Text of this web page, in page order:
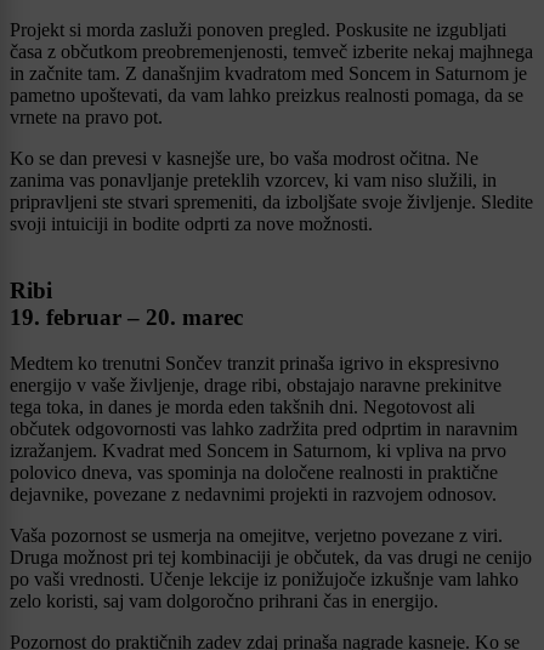
Projekt si morda zasluži ponoven pregled. Poskusite ne izgubljati
časa z občutkom preobremenjenosti, temveč izberite nekaj majhnega
in začnite tam. Z današnjim kvadratom med Soncem in Saturnom je
pametno upoštevati, da vam lahko preizkus realnosti pomaga, da se
vrnete na pravo pot.
Ko se dan prevesi v kasnejše ure, bo vaša modrost očitna. Ne
zanima vas ponavljanje preteklih vzorcev, ki vam niso služili, in
pripravljeni ste stvari spremeniti, da izboljšate svoje življenje. Sledite
svoji intuiciji in bodite odprti za nove možnosti.
Ribi
19. februar – 20. marec
Medtem ko trenutni Sončev tranzit prinaša igrivo in ekspresivno
energijo v vaše življenje, drage ribi, obstajajo naravne prekinitve
tega toka, in danes je morda eden takšnih dni. Negotovost ali
občutek odgovornosti vas lahko zadržita pred odprtim in naravnim
izražanjem. Kvadrat med Soncem in Saturnom, ki vpliva na prvo
polovico dneva, vas spominja na določene realnosti in praktične
dejavnike, povezane z nedavnimi projekti in razvojem odnosov.
Vaša pozornost se usmerja na omejitve, verjetno povezane z viri.
Druga možnost pri tej kombinaciji je občutek, da vas drugi ne cenijo
po vaši vrednosti. Učenje lekcije iz ponižujoče izkušnje vam lahko
zelo koristi, saj vam dolgoročno prihrani čas in energijo.
Pozornost do praktičnih zadev zdaj prinaša nagrade kasneje. Ko se